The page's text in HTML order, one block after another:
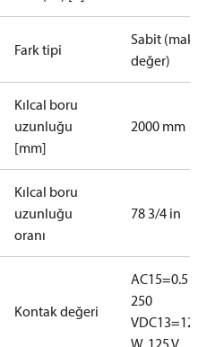
Fark tipi
Sabit (maks.
değer)
Kılcal boru
uzunluğu
[mm]
2000 mm
Kılcal boru
uzunluğu
oranı
78 3/4 in
Kontak değeri
AC15=0.5 A,
250
VDC13=12
W, 125 V